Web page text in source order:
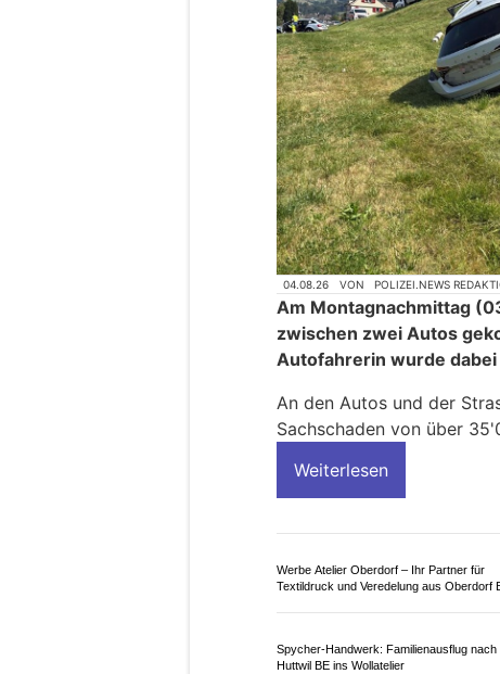
04.08.26 POLIZEI.NEWS
Am Montagnachmittag
zwischen zwei Autos
Autofahrerin wurde dabei
Werbe Atelier Oberdorf – Ihr Partner für